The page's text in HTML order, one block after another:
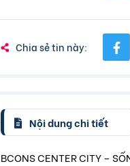
Chia sẻ tin này:
Nội dung chi tiết
BCONS CENTER CITY –